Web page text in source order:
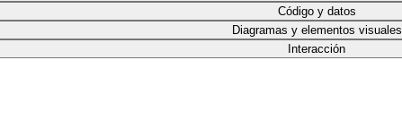
Código y datos
Diagramas y elementos visuales
Interacción